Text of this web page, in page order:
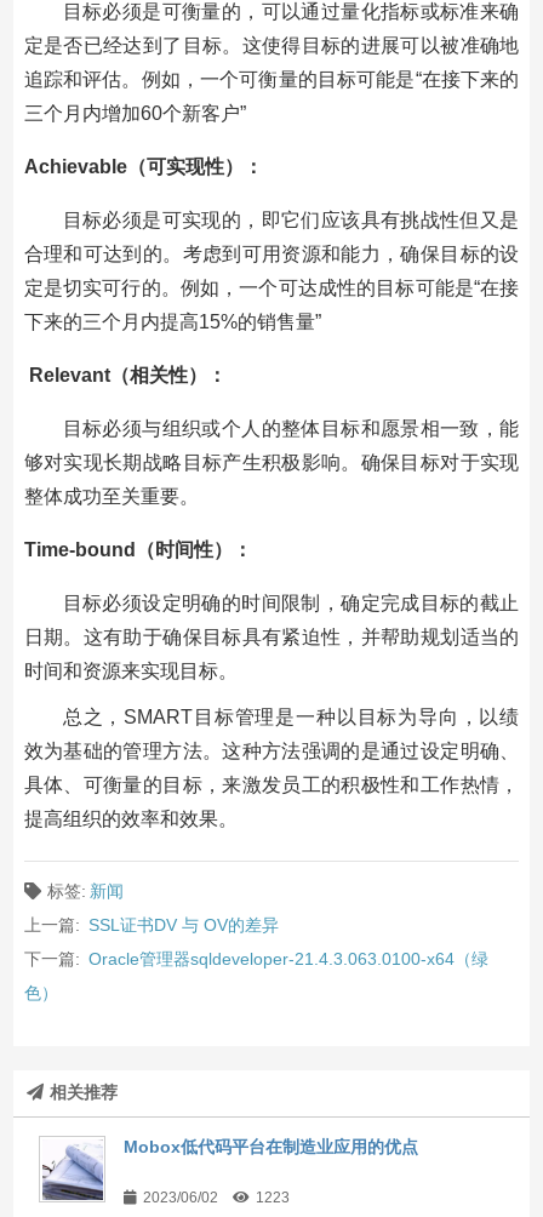
目标必须是可衡量的，可以通过量化指标或标准来确
定是否已经达到了目标。这使得目标的进展可以被准确地
追踪和评估。例如，一个可衡量的目标可能是“在接下来的
三个月内增加60个新客户”
Achievable（可实现性）：
目标必须是可实现的，即它们应该具有挑战性但又是
合理和可达到的。考虑到可用资源和能力，确保目标的设
定是切实可行的。例如，一个可达成性的目标可能是“在接
下来的三个月内提高15%的销售量”
Relevant（相关性）：
目标必须与组织或个人的整体目标和愿景相一致，能
够对实现长期战略目标产生积极影响。确保目标对于实现
整体成功至关重要。
Time-bound（时间性）：
目标必须设定明确的时间限制，确定完成目标的截止
日期。这有助于确保目标具有紧迫性，并帮助规划适当的
时间和资源来实现目标。
总之，SMART目标管理是一种以目标为导向，以绩
效为基础的管理方法。这种方法强调的是通过设定明确、
具体、可衡量的目标，来激发员工的积极性和工作热情，
提高组织的效率和效果。
标签: 新闻
上一篇: SSL证书DV 与 OV的差异
下一篇: Oracle管理器sqldeveloper-21.4.3.063.0100-x64（绿
色）
相关推荐
Mobox低代码平台在制造业应用的优点
2023/06/02 1223